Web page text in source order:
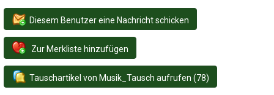
Diesem Benutzer eine Nachricht schicken
Zur Merkliste hinzufügen
Tauschartikel von Musik_Tausch aufrufen (78)